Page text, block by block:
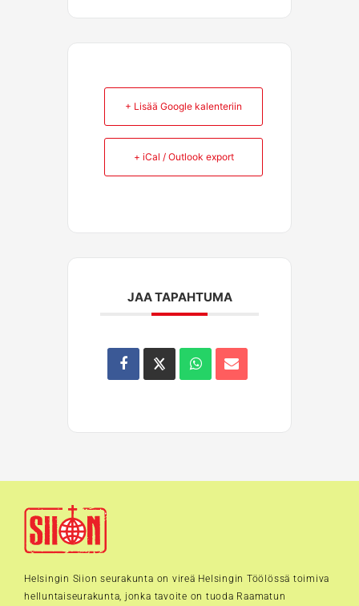
+ Lisää Google kalenteriin
+ iCal / Outlook export
JAA TAPAHTUMA
Helsingin Siion seurakunta on vireä Helsingin Töölössä toimiva
helluntaiseurakunta, jonka tavoite on tuoda Raamatun